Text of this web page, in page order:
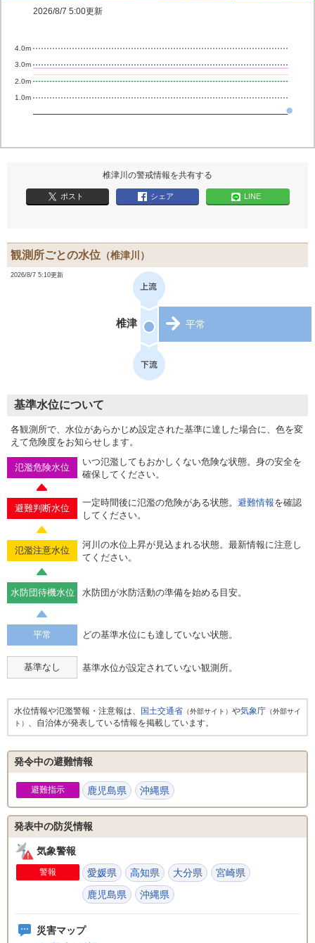
2026/8/7 5:00更新
1.0m
2.0m
3.0m
4.0m
椎津川の警戒情報を共有する
ポスト シェア LINE
観測所ごとの水位 （椎津川）
2026/8/7 5:10更新
椎津 平常
基準水位について
各観測所で、水位があらかじめ設定された基準に達した場合に、色を変
えて危険度をお知らせします。
氾濫危険水位
いつ氾濫してもおかしくない危険な状態。身の安全を
確保してください。
避難判断水位
一定時間後に氾濫の危険がある状態。 避難情報を確認
してください。
氾濫注意水位
河川の水位上昇が見込まれる状態。最新情報に注意し
てください。
水防団待機水位 水防団が水防活動の準備を始める目安。
平常 どの基準水位にも達していない状態。
基準なし 基準水位が設定されていない観測所。
水位情報や氾濫警報・注意報は、 国土交通省 （外部サイト） や気象庁 （外部サイ
ト） 、自治体が発表している情報を掲載しています。
発令中の避難情報
避難指示 鹿児島県 沖縄県
発表中の防災情報
気象警報
警報 愛媛県 高知県 大分県
宮崎県
鹿児島県
沖縄県
災害マップ